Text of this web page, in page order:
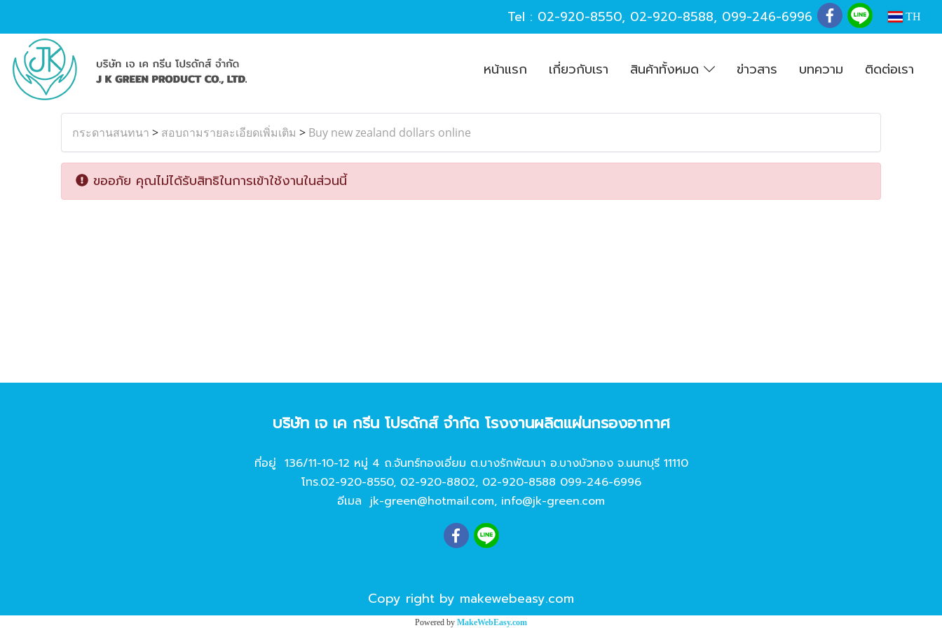
Tel : 02-920-8550, 02-920-8588, 099-246-6996 TH
หน้าแรก เกี่ยวกับเรา สินค้าทั้งหมด ข่าวสาร บทความ ติดต่อเรา
กระดานสนทนา > สอบถามรายละเอียดเพิ่มเติม > Buy new zealand dollars online
ขออภัย คุณไม่ได้รับสิทธิในการเข้าใช้งานในส่วนนี้
บริษัท เจ เค กรีน โปรดักส์ จํากัด โรงงานผลิตแผ่นกรองอากาศ
ที่อยู่ 136/11-10-12 หมู่ 4 ถ.จันทร์ทองเอี่ยม ต.บางรักพัฒนา อ.บางบัวทอง จ.นนทบุรี 11110
โทร.02-920-8550, 02-920-8802, 02-920-8588 099-246-6996
อีเมล jk-green@hotmail.com, info@jk-green.com
Copy right by makewebeasy.com
Powered by MakeWebEasy.com